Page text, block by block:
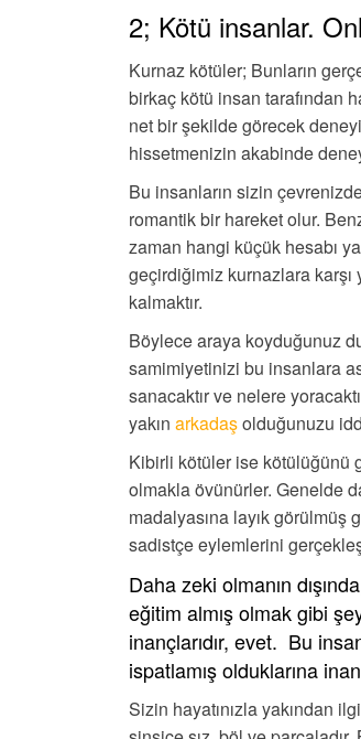
2; Kötü insanlar.
Kurnaz kötüler; Bunların
birkaç kötü insan tarafından
net bir şekilde görecek
hissetmenizin akabinde
Bu insanların sizin
romantik bir hareket olur.
zaman hangi küçük hesabı
geçirdiğimiz kurnazlara
kalmaktır.
Böylece araya koyduğunuz
samimiyetinizi bu insanlara
sanacaktır ve nelere
yakın arkadaşolduğunuzu
Kibirli kötüler ise kötülüğünü
olmakla övünürler. Genelde
madalyasına layık görülmüş
sadistçe eylemlerini
Daha zeki olmanın
eğitim almış olmak gibi
inançlarıdır, evet. Bu
ispatlamış olduklarına
Sizin hayatınızla yakından